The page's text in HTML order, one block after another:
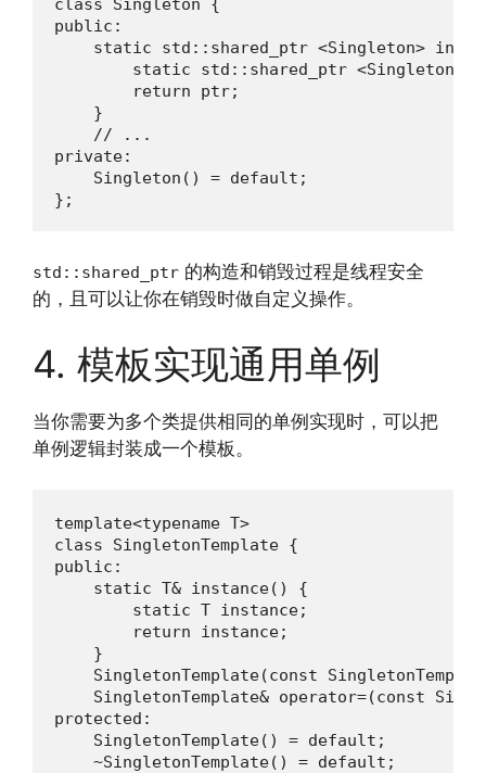
public:
static std::shared_ptr <Singleton>
static std::shared_ptr <Singleton>
        return ptr;
    }
    // ...
private:
    Singleton() = default;
};
std::shared_ptr 的构造和销毁过程是线程安全
的，且可以让你在销毁时做自定义操作。
4. 模板实现通用单例
当你需要为多个类提供相同的单例实现时，可以把
单例逻辑封装成一个模板。
template<typename T>
class SingletonTemplate {
public:
    static T& instance() {
        static T instance;
        return instance;
    }
SingletonTemplate(const
SingletonTemplate& operator=(const
protected:
    SingletonTemplate() = default;
    ~SingletonTemplate() = default;